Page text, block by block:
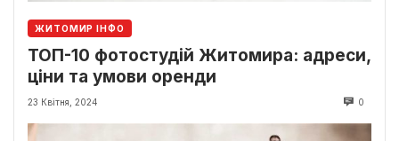
ЖИТОМИР ІНФО
ТОП-10 фотостудій Житомира: адреси,
ціни та умови оренди
23 Квітня, 2024 0